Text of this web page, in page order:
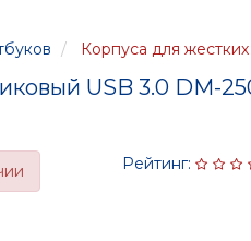
Корпуса для
USB 3.0 DM-
Рейтинг: